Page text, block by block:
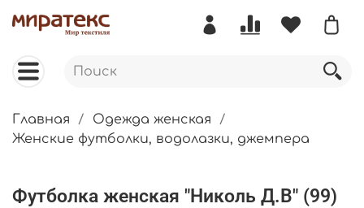
Главная
Одежда женская
Женские футболки, водолазки, джемпера
Футболка женская "Николь Д.В" (99)